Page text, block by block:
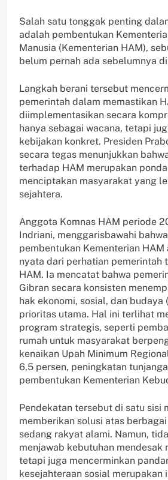
Salah satu tonggak penting
adalah pembentukan
Manusia (Kementerian HAM),
belum pernah ada sebelumnya
Langkah berani tersebut
pemerintah dalam memastikan
diimplementasikan secara
hanya sebagai wacana, tetapi
kebijakan konkret. Presiden
secara tegas menunjukkan
terhadap HAM merupakan
menciptakan masyarakat yang
sejahtera.
Anggota Komnas HAM periode
Indriani, menggarisbawahi
pembentukan Kementerian
nyata dari perhatian pemerintah
HAM. Ia mencatat bahwa
Gibran secara konsisten
hak ekonomi, sosial, dan budaya
prioritas utama. Hal ini terlihat
program strategis, seperti
rumah untuk masyarakat
kenaikan Upah Minimum
6,5 persen, peningkatan
pembentukan Kementerian
Pendekatan tersebut di satu sisi
memberikan solusi atas
sedang rakyat alami. Namun,
menjawab kebutuhan mendesak
tetapi juga mencerminkan
kesejahteraan sosial merupakan